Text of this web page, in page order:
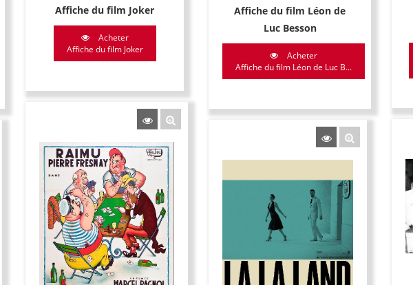
Affiche du film Joker
Acheter
Affiche du film Joker
Affiche du film Léon de
Luc Besson
Acheter
Affiche du film Léon de Luc B...